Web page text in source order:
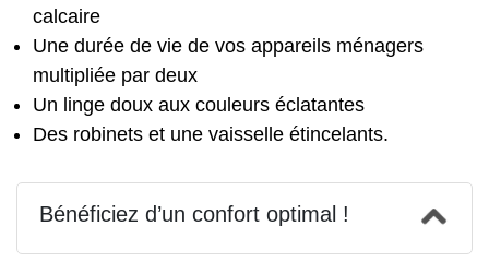
calcaire
Une durée de vie de vos appareils ménagers
multipliée par deux
Un linge doux aux couleurs éclatantes
Des robinets et une vaisselle étincelants.
Bénéficiez d’un confort optimal !